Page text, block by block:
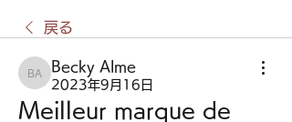
戻る
Becky Alme
Becky Alme
2023年9月16日
Meilleur marque de